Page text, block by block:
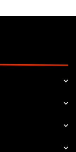
channel